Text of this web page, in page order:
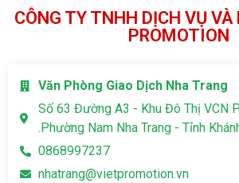
CÔNG TY TNHH DỊCH VỤ
PROMOTION
Văn Phòng Giao Dịch Nha Trang
Số 63 Đường A3 - Khu Đô Thị VCN
.Phường Nam Nha Trang - Tỉnh
0868997237
nhatrang@vietpromotion.vn